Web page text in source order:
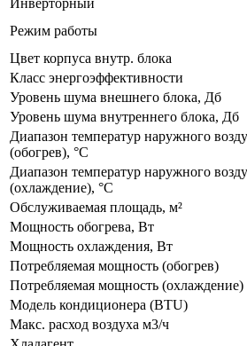
Режим работы
Цвет корпуса внутр. блока
Класс энергоэффективности
Уровень шума внешнего блока, Дб
Уровень шума внутреннего блока, Дб
Диапазон температур наружного
(обогрев), °C
Диапазон температур наружного
(охлаждение), °C
Обслуживаемая площадь, м²
Мощность обогрева, Вт
Мощность охлаждения, Вт
Потребляемая мощность (обогрев)
Потребляемая мощность (охлаждение)
Модель кондиционера (BTU)
Макс. расход воздуха м3/ч